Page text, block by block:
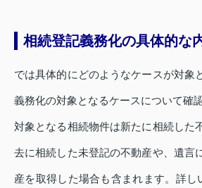
相続登記義務化の具体的な
では具体的にどのようなケースが対象
義務化の対象となるケースについて確
対象となる相続物件は新たに相続した
去に相続した未登記の不動産や、遺言
産を取得した場合も含まれます。詳し